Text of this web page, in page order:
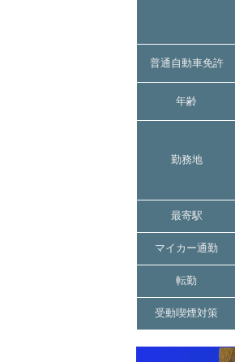
普通自動車免許
年齢
勤務地
最寄駅
マイカー通勤
転勤
受動喫煙対策